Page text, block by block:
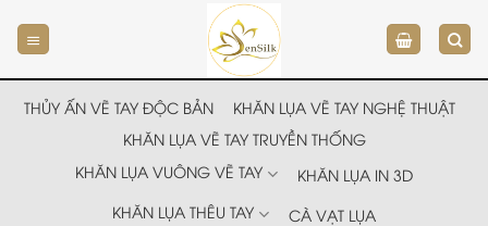
đến
nội
dung
THỦY ẤN VẼ TAY ĐỘC BẢN
KHĂN LỤA VẼ TAY NGHỆ THUẬT
KHĂN LỤA VẼ TAY TRUYỀN THỐNG
KHĂN LỤA VUÔNG VẼ TAY
KHĂN LỤA IN 3D
KHĂN LỤA THÊU TAY
CÀ VẠT LỤA